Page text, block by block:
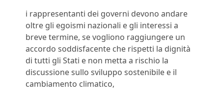
i rappresentanti dei governi devono andare
oltre gli egoismi nazionali e gli interessi a
breve termine, se vogliono raggiungere un
accordo soddisfacente che rispetti la dignità
di tutti gli Stati e non metta a rischio la
discussione sullo sviluppo sostenibile e il
cambiamento climatico,